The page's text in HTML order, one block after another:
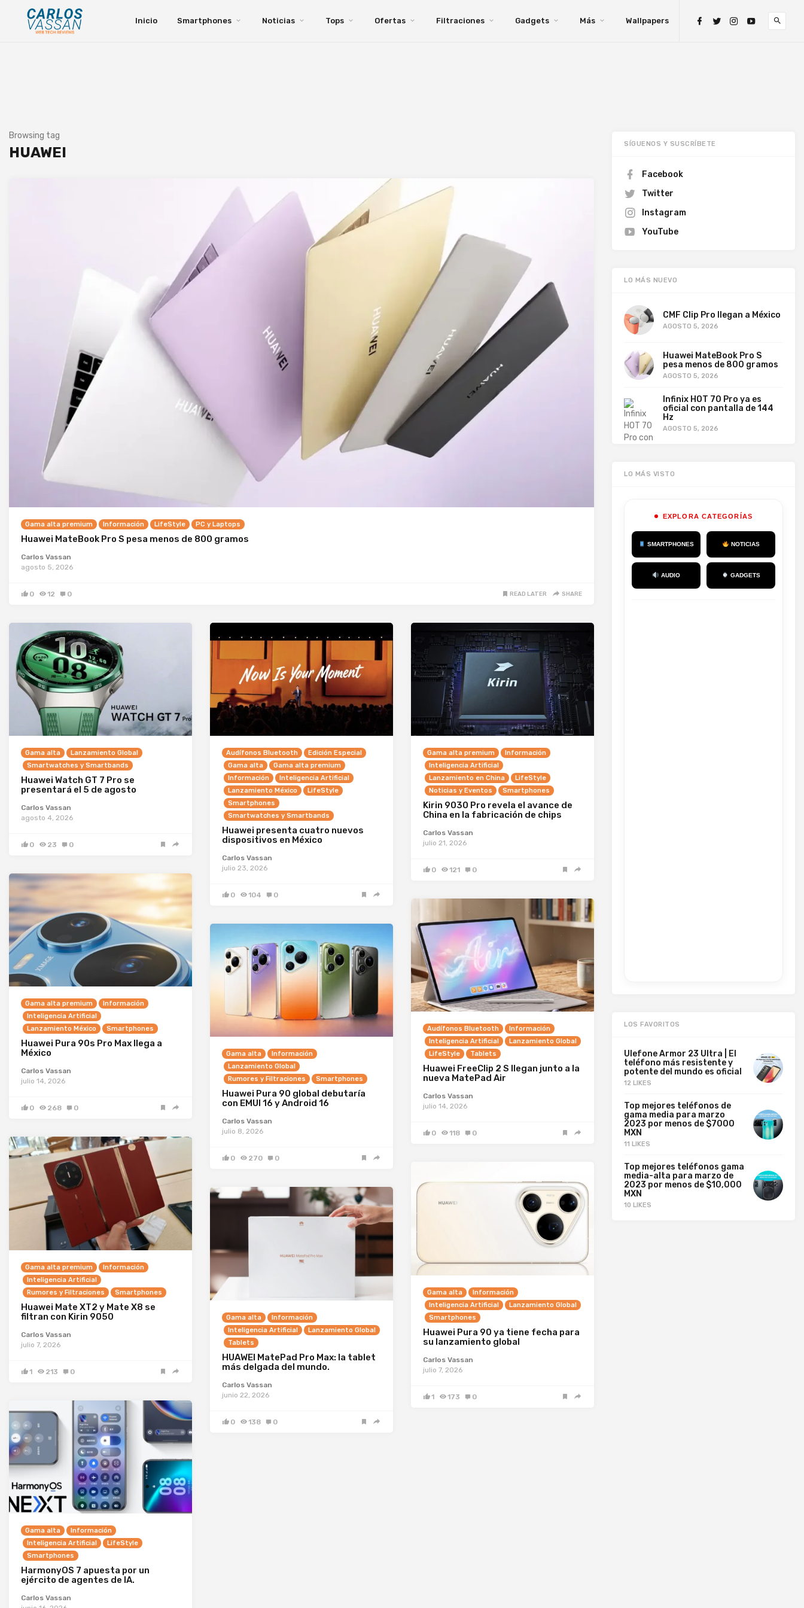
Inicio Smartphones Noticias Tops Ofertas Filtraciones Gadgets Más Wallpapers
Browsing tag
HUAWEI
Gama alta premium Información LifeStyle PC y Laptops
Huawei MateBook Pro S pesa menos de 800 gramos
Carlos Vassan
agosto 5, 2026
0 12 0 READ LATER SHARE
Gama alta
Lanzamiento Global
Smartwatches y Smartbands
Huawei Watch GT 7 Pro se
presentará el 5 de agosto
Carlos Vassan
agosto 4, 2026
0 23 0
Audífonos Bluetooth
Edición Especial
Gama alta
Gama alta premium
Información
Inteligencia Artificial
Lanzamiento México
LifeStyle
Smartphones
Smartwatches y Smartbands
Huawei presenta cuatro nuevos
dispositivos en México
Carlos Vassan
julio 23, 2026
0 104 0
Gama alta premium
Información
Inteligencia Artificial
Lanzamiento en China
LifeStyle
Noticias y Eventos
Smartphones
Kirin 9030 Pro revela el avance de
China en la fabricación de chips
Carlos Vassan
julio 21, 2026
0 121 0
Gama alta premium
Información
Inteligencia Artificial
Lanzamiento México
Smartphones
Huawei Pura 90s Pro Max llega a
México
Carlos Vassan
julio 14, 2026
0 268 0
Audífonos Bluetooth
Información
Inteligencia Artificial
Lanzamiento Global
LifeStyle
Tablets
Huawei FreeClip 2 S llegan junto a la
nueva MatePad Air
Carlos Vassan
julio 14, 2026
0 118 0
Gama alta
Información
Lanzamiento Global
Rumores y Filtraciones
Smartphones
Huawei Pura 90 global debutaría
con EMUI 16 y Android 16
Carlos Vassan
julio 8, 2026
0 270 0
Gama alta premium
Información
Inteligencia Artificial
Rumores y Filtraciones
Smartphones
Huawei Mate XT2 y Mate X8 se
filtran con Kirin 9050
Carlos Vassan
julio 7, 2026
1 213 0
Gama alta
Información
Inteligencia Artificial
Lanzamiento Global
Smartphones
Huawei Pura 90 ya tiene fecha para
su lanzamiento global
Carlos Vassan
julio 7, 2026
1 173 0
Gama alta
Información
Inteligencia Artificial
Lanzamiento Global
Tablets
HUAWEI MatePad Pro Max: la tablet
más delgada del mundo.
Carlos Vassan
junio 22, 2026
0 138 0
Gama alta
Información
Inteligencia Artificial
LifeStyle
Smartphones
HarmonyOS 7 apuesta por un
ejército de agentes de IA.
Carlos Vassan
SÍGUENOS Y SUSCRÍBETE
Facebook
Twitter
Instagram
YouTube
LO MÁS NUEVO
CMF Clip Pro llegan a México
AGOSTO 5, 2026
Huawei MateBook Pro S
pesa menos de 800 gramos
AGOSTO 5, 2026
Infinix HOT 70 Pro ya es
oficial con pantalla de 144
Hz
AGOSTO 5, 2026
LO MÁS VISTO
EXPLORA CATEGORÍAS
SMARTPHONES NOTICIAS
AUDIO GADGETS
LOS FAVORITOS
Ulefone Armor 23 Ultra | El
teléfono más resistente y
potente del mundo es oficial
12 LIKES
Top mejores teléfonos de
gama media para marzo
2023 por menos de $7000
MXN
11 LIKES
Top mejores teléfonos gama
media-alta para marzo de
2023 por menos de $10,000
MXN
10 LIKES